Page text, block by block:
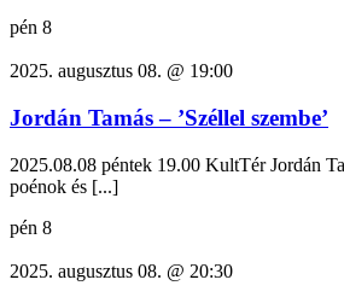
pén 8
2025. augusztus 08. @ 19:00
Jordán Tamás – ’Széllel szembe’
2025.08.08 péntek 19.00 KultTér Jordán
poénok és [...]
pén 8
2025. augusztus 08. @ 20:30